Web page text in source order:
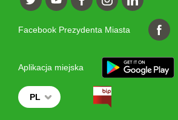
Facebook Prezydenta Miasta
Aplikacja miejska
PL